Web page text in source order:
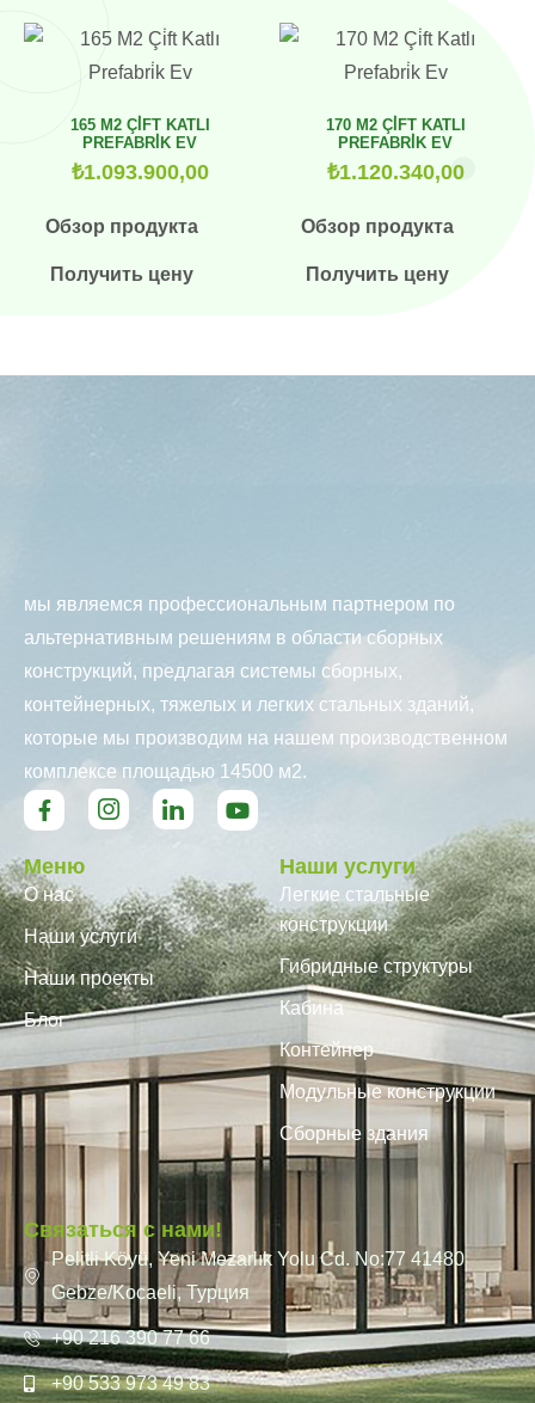
165 M2 ÇİFT KATLI
PREFABRİK EV
₺1.093.900,00
Обзор продукта
Получить цену
170 M2 ÇİFT KATLI
PREFABRİK EV
₺1.120.340,00
Обзор продукта
Получить цену
мы являемся профессиональным партнером по
альтернативным решениям в области сборных
конструкций, предлагая системы сборных,
контейнерных, тяжелых и легких стальных зданий,
которые мы производим на нашем производственном
комплексе площадью 14500 м2.
Меню
О нас
Наши услуги
Наши проекты
Блог
Наши услуги
Легкие стальные
конструкции
Гибридные структуры
Кабина
Контейнер
Модульные конструкции
Сборные здания
Связаться с нами!
Pelitli Köyü, Yeni Mezarlık Yolu Cd. No:77 41480
Gebze/Kocaeli, Турция
+90 216 390 77 66
+90 533 973 49 83